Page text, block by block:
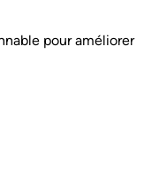
pour améliorer